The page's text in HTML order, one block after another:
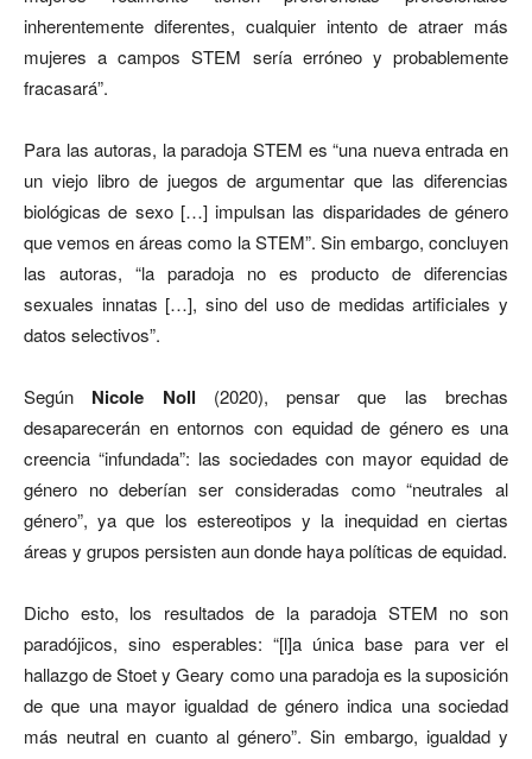
inherentemente diferentes, cualquier intento de atraer más
mujeres a campos STEM sería erróneo y probablemente
fracasará”.
Para las autoras, la paradoja STEM es “una nueva entrada en
un viejo libro de juegos de argumentar que las diferencias
biológicas de sexo […] impulsan las disparidades de género
que vemos en áreas como la STEM”. Sin embargo, concluyen
las autoras, “la paradoja no es producto de diferencias
sexuales innatas […], sino del uso de medidas artificiales y
datos selectivos”.
Según Nicole Noll (2020), pensar que las brechas
desaparecerán en entornos con equidad de género es una
creencia “infundada”: las sociedades con mayor equidad de
género no deberían ser consideradas como “neutrales al
género”, ya que los estereotipos y la inequidad en ciertas
áreas y grupos persisten aun donde haya políticas de equidad.
Dicho esto, los resultados de la paradoja STEM no son
paradójicos, sino esperables: “[l]a única base para ver el
hallazgo de Stoet y Geary como una paradoja es la suposición
de que una mayor igualdad de género indica una sociedad
más neutral en cuanto al género”. Sin embargo, igualdad y